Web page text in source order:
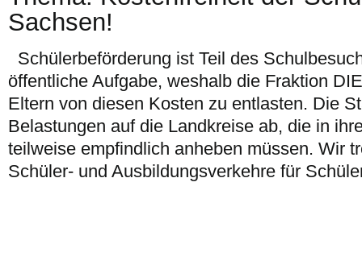
Sachsen!
Schülerbeförderung ist Teil des
öffentliche Aufgabe, weshalb die Fraktion
Eltern von diesen Kosten zu entlasten. Die
Belastungen auf die Landkreise ab, die in
teilweise empfindlich anheben müssen. Wir
Schüler- und Ausbildungsverkehre für